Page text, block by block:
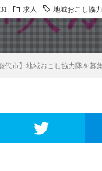
求人 地域おこし協
能代市】地域おこし協力隊を募